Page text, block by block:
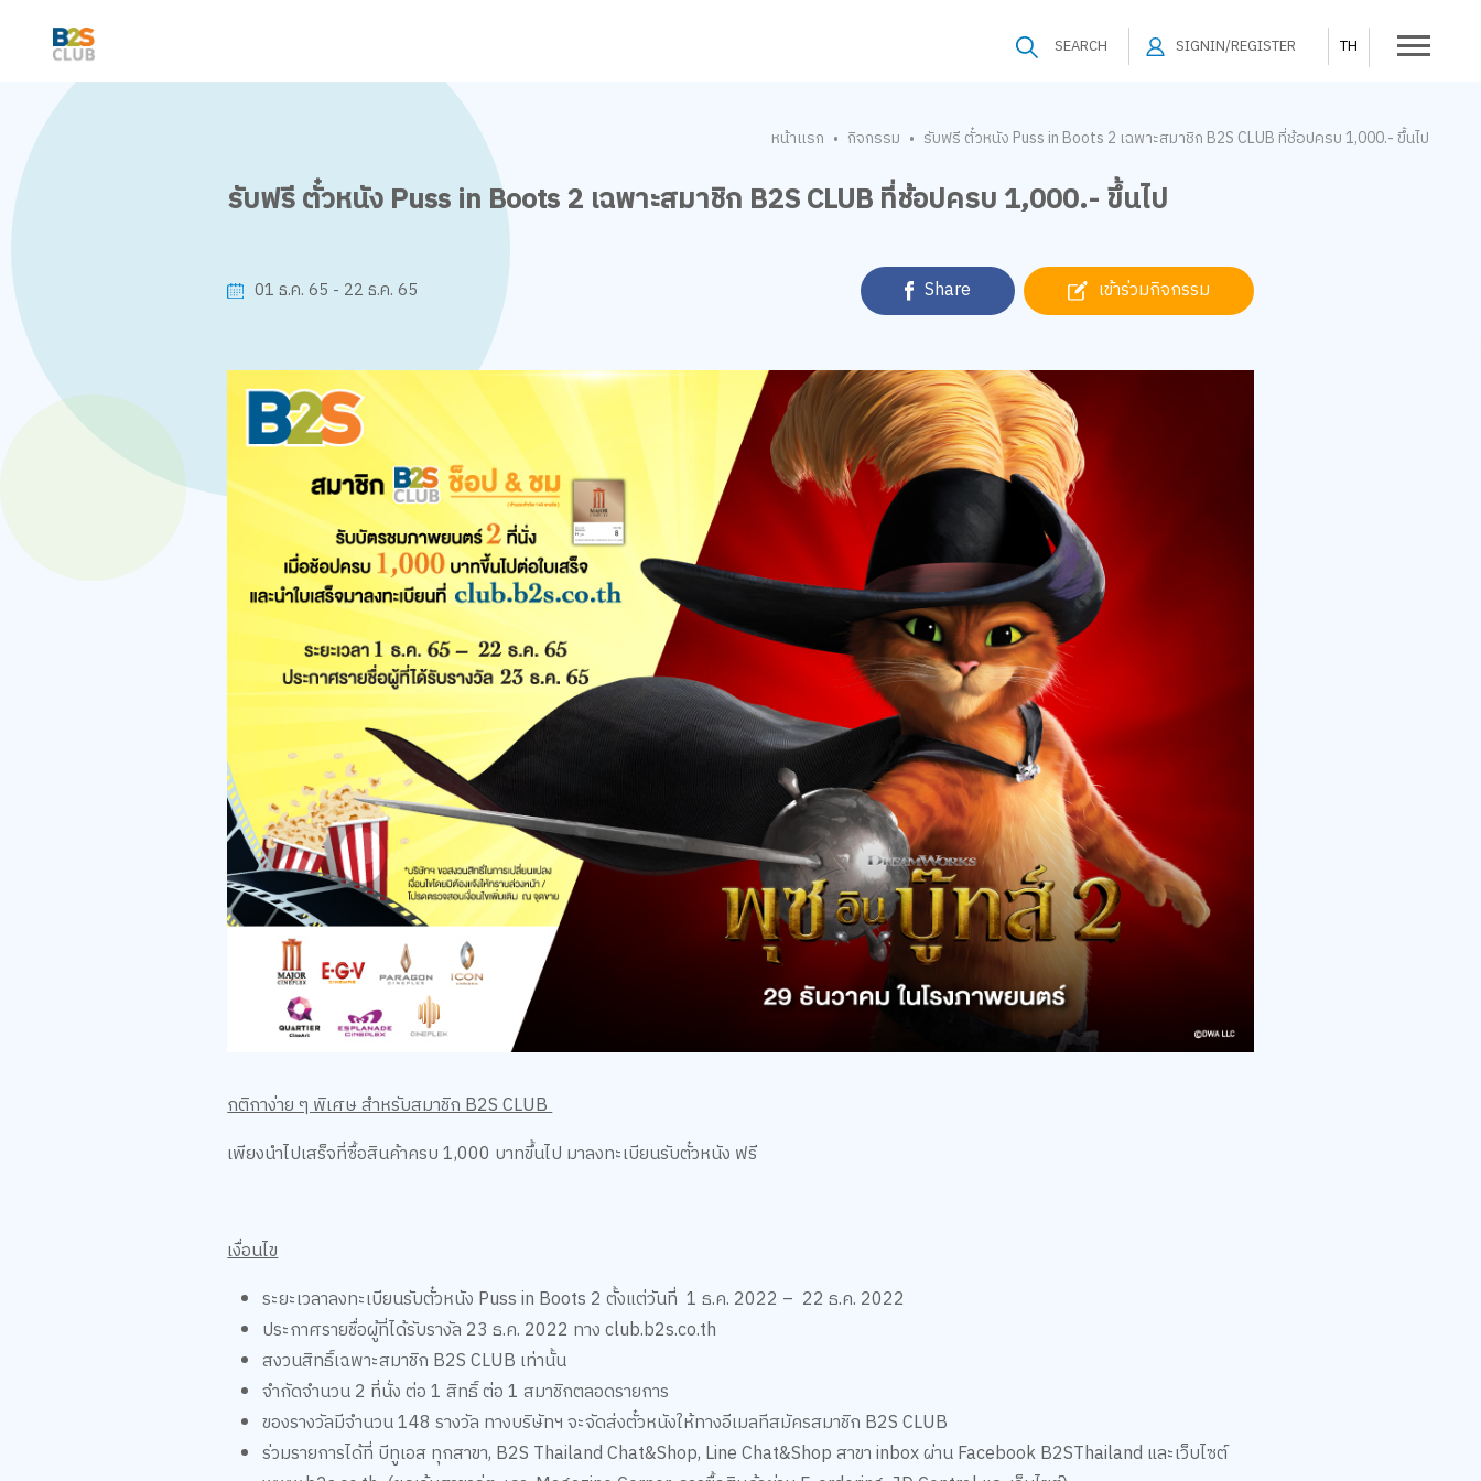
SEARCH SIGNIN/REGISTER TH
หน้าแรก • กิจกรรม • รับฟรี ตั๋วหนัง Puss in Boots 2 เฉพาะสมาชิก B2S CLUB ที่ช้อปครบ 1,000.- ขึ้นไป
รับฟรี ตั๋วหนัง Puss in Boots 2 เฉพาะสมาชิก B2S CLUB ที่ช้อปครบ 1,000.- ขึ้นไป
01 ธ.ค. 65 - 22 ธ.ค. 65 Share เข้าร่วมกิจกรรม
กติกาง่าย ๆ พิเศษ สำหรับสมาชิก B2S CLUB
เพียงนำไปเสร็จที่ซื้อสินค้าครบ 1,000 บาทขึ้นไป มาลงทะเบียนรับตั๋วหนัง ฟรี
เงื่อนไข
ระยะเวลาลงทะเบียนรับตั๋วหนัง Puss in Boots 2 ตั้งแต่วันที่ 1 ธ.ค. 2022 – 22 ธ.ค. 2022
ประกาศรายชื่อผู้ที่ได้รับรางัล 23 ธ.ค. 2022 ทาง club.b2s.co.th
สงวนสิทธิ์เฉพาะสมาชิก B2S CLUB เท่านั้น
จำกัดจำนวน 2 ที่นั่ง ต่อ 1 สิทธิ์ ต่อ 1 สมาชิกตลอดรายการ
ของรางวัลมีจำนวน 148 รางวัล ทางบริษัทฯ จะจัดส่งตั๋วหนังให้ทางอีเมลทีสมัครสมาชิก B2S CLUB
ร่วมรายการได้ที่ บีทูเอส ทุกสาขา, B2S Thailand Chat&Shop, Line Chat&Shop สาขา inbox ผ่าน Facebook B2SThailand และเว็บไซต์